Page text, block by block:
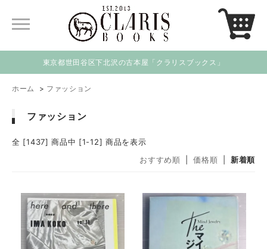
東京都世田谷区下北沢の古本屋「クラリスブックス」
ホーム > ファッション
ファッション
全 [1437] 商品中 [1-12] 商品を表示
おすすめ順
価格順 新着順